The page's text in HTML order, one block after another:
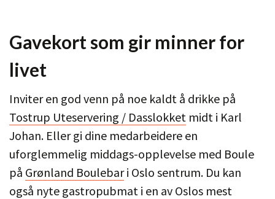
Gavekort som gir minner for
livet
Inviter en god venn på noe kaldt å drikke på
Tostrup Uteservering / Dasslokket midt i Karl
Johan. Eller gi dine medarbeidere en
uforglemmelig middags-opplevelse med Boule
på Grønland Boulebari Oslo sentrum. Du kan
også nyte gastropubmat i en av Oslos mest